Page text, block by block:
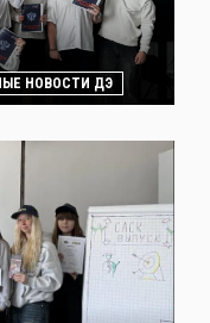
НОВОСТИ ДЭ